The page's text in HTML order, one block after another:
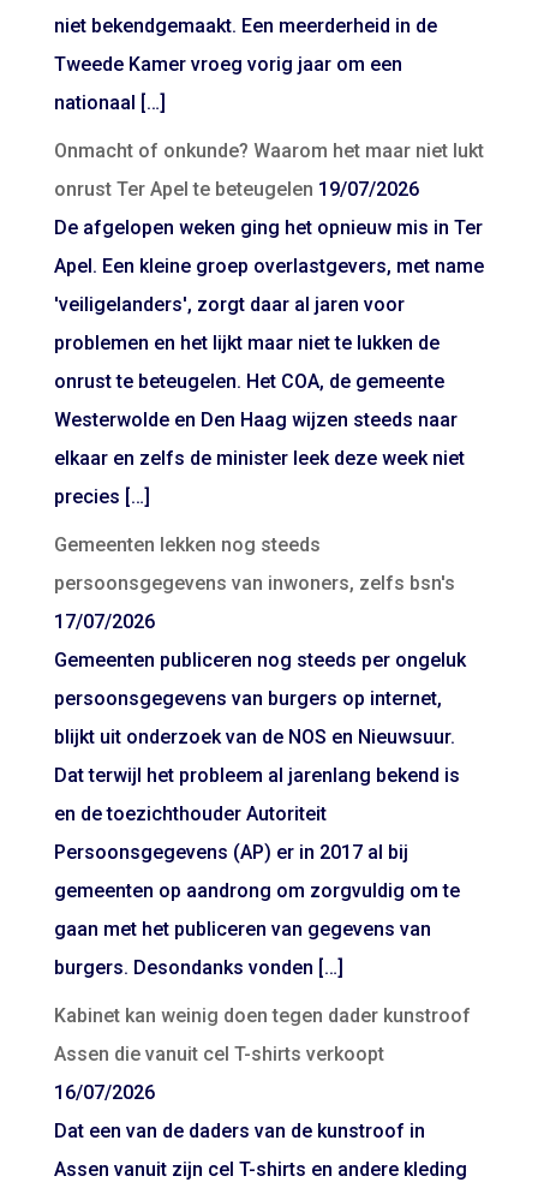
niet bekendgemaakt. Een meerderheid in de
Tweede Kamer vroeg vorig jaar om een
nationaal […]
Onmacht of onkunde? Waarom het maar niet lukt
onrust Ter Apel te beteugelen 19/07/2026
De afgelopen weken ging het opnieuw mis in Ter
Apel. Een kleine groep overlastgevers, met name
'veiligelanders', zorgt daar al jaren voor
problemen en het lijkt maar niet te lukken de
onrust te beteugelen. Het COA, de gemeente
Westerwolde en Den Haag wijzen steeds naar
elkaar en zelfs de minister leek deze week niet
precies […]
Gemeenten lekken nog steeds
persoonsgegevens van inwoners, zelfs bsn's
17/07/2026
Gemeenten publiceren nog steeds per ongeluk
persoonsgegevens van burgers op internet,
blijkt uit onderzoek van de NOS en Nieuwsuur.
Dat terwijl het probleem al jarenlang bekend is
en de toezichthouder Autoriteit
Persoonsgegevens (AP) er in 2017 al bij
gemeenten op aandrong om zorgvuldig om te
gaan met het publiceren van gegevens van
burgers. Desondanks vonden […]
Kabinet kan weinig doen tegen dader kunstroof
Assen die vanuit cel T-shirts verkoopt
16/07/2026
Dat een van de daders van de kunstroof in
Assen vanuit zijn cel T-shirts en andere kleding